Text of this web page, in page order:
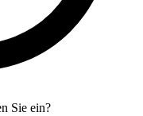
Sie ein?